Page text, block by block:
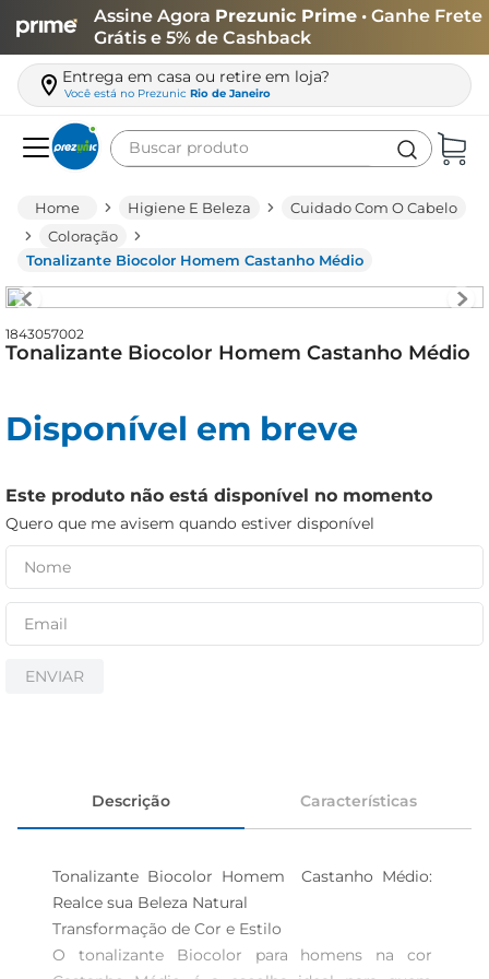
Assine Agora Prezunic Prime • Ganhe Frete
Grátis e 5% de Cashback
Entrega em casa ou retire em loja?
Você está no Prezunic Rio de Janeiro
Buscar produto
Higiene E Beleza
Cuidado Com O Cabelo
Coloração
Tonalizante Biocolor Homem Castanho Médio
1843057002
Tonalizante Biocolor Homem Castanho Médio
Disponível em breve
Este produto não está disponível no momento
Quero que me avisem quando estiver disponível
ENVIAR
Descrição Características
Tonalizante Biocolor Homem  Castanho Médio:
Realce sua Beleza Natural
Transformação de Cor e Estilo
O tonalizante Biocolor para homens na cor
leite
queijo
arroz
iogurte
papel higiênico
cerveja